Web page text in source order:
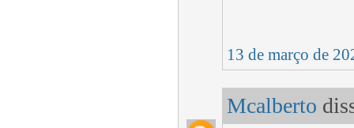
13 de março de
Mcalberto